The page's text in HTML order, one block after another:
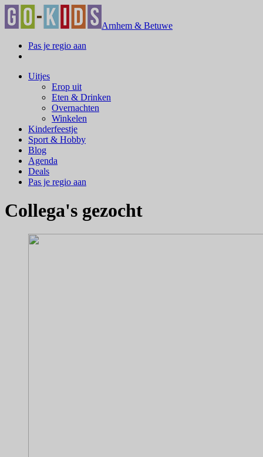
Arnhem & Betuwe
Pas je regio aan
Uitjes
Erop uit
Eten & Drinken
Overnachten
Winkelen
Kinderfeestje
Sport & Hobby
Blog
Agenda
Deals
Pas je regio aan
Collega's gezocht